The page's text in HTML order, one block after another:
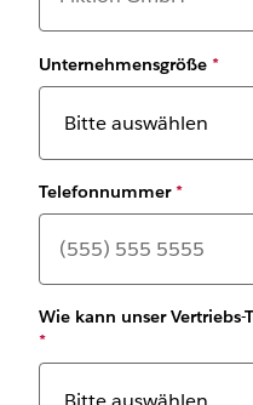
Unternehmensgröße *
Telefonnummer*
Wie kann unser
*